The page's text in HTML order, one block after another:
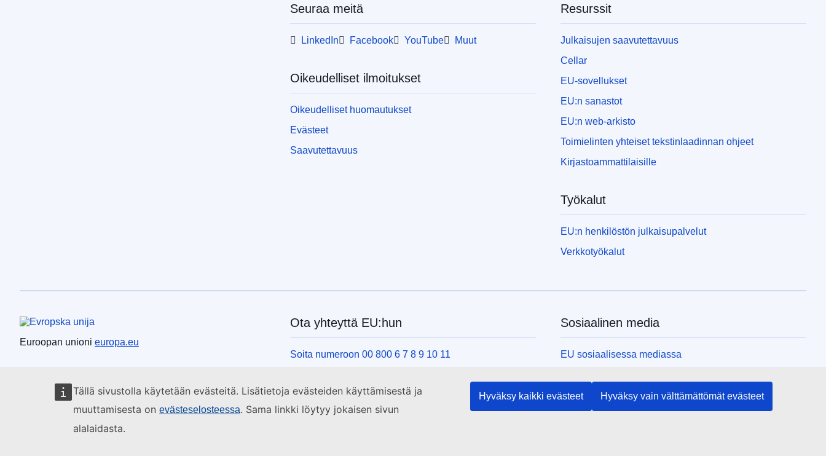
Tällä sivustolla käytetään evästeitä. Lisätietoja evästeiden käyttämisestä ja
muuttamisesta on evästeselosteessa. Sama linkki löytyy jokaisen sivun
alalaidasta.
Hyväksy kaikki evästeet Hyväksy vain välttämättömät evästeet
Seuraa meitä
LinkedIn Facebook YouTube Muut
Oikeudelliset ilmoitukset
Oikeudelliset huomautukset
Evästeet
Saavutettavuus
Resurssit
Julkaisujen saavutettavuus
Cellar
EU-sovellukset
EU:n sanastot
EU:n web-arkisto
Toimielinten yhteiset tekstinlaadinnan ohjeet
Kirjastoammattilaisille
Työkalut
EU:n henkilöstön julkaisupalvelut
Verkkotyökalut
Euroopan unioni
Euroopan unioni europa.eu
Ota yhteyttä EU:hun
Soita numeroon 00 800 6 7 8 9 10 11
Lähetä viesti yhteydenottolomakkeella
Käy EU:n tiedotuspisteessä
Sosiaalinen media
EU sosiaalisessa mediassa
EU:n toimielimet ja muut elimet